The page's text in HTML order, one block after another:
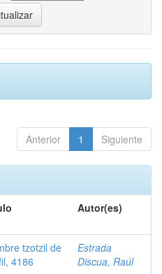
Anterior 1 Siguiente
Autor(es)
tzotzil de
4186
Estrada
Discua, Raúl